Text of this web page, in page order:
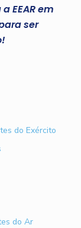
EEAR em
ser
do Exército
do Ar